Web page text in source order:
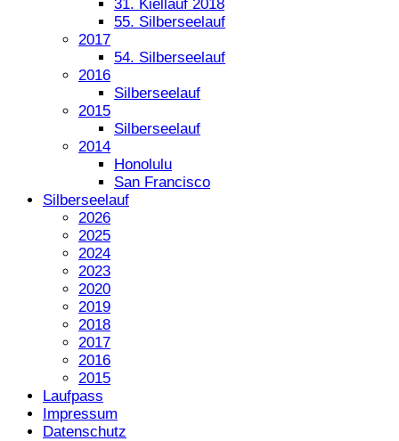
31. Kiellauf 2018
55. Silberseelauf
2017
54. Silberseelauf
2016
Silberseelauf
2015
Silberseelauf
2014
Honolulu
San Francisco
Silberseelauf
2026
2025
2024
2023
2020
2019
2018
2017
2016
2015
Laufpass
Impressum
Datenschutz